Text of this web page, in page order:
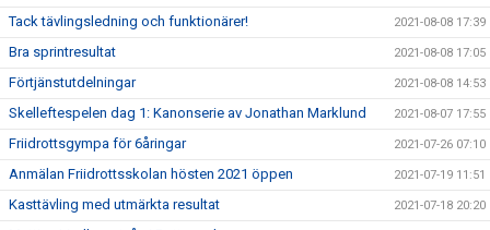
Tack tävlingsledning och funktionärer! 2021-08-08 17:39
Bra sprintresultat 2021-08-08 17:05
Förtjänstutdelningar 2021-08-08 14:53
Skelleftespelen dag 1: Kanonserie av Jonathan Marklund 2021-08-07 17:55
Friidrottsgympa för 6åringar 2021-07-26 07:10
Anmälan Friidrottsskolan hösten 2021 öppen 2021-07-19 11:51
Kasttävling med utmärkta resultat 2021-07-18 20:20